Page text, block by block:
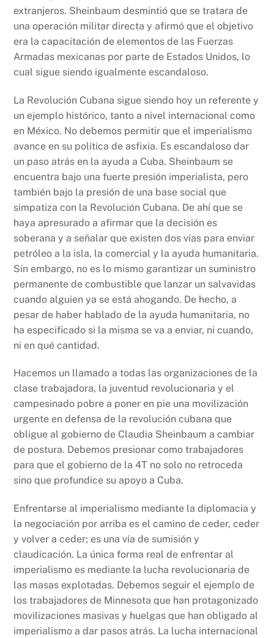
extranjeros. Sheinbaum desmintió que se tratara de
una operación militar directa y afirmó que el objetivo
era la capacitación de elementos de las Fuerzas
Armadas mexicanas por parte de Estados Unidos, lo
cual sigue siendo igualmente escandaloso.
La Revolución Cubana sigue siendo hoy un referente y
un ejemplo histórico, tanto a nivel internacional como
en México. No debemos permitir que el imperialismo
avance en su política de asfixia. Es escandaloso dar
un paso atrás en la ayuda a Cuba. Sheinbaum se
encuentra bajo una fuerte presión imperialista, pero
también bajo la presión de una base social que
simpatiza con la Revolución Cubana. De ahí que se
haya apresurado a afirmar que la decisión es
soberana y a señalar que existen dos vías para enviar
petróleo a la isla, la comercial y la ayuda humanitaria.
Sin embargo, no es lo mismo garantizar un suministro
permanente de combustible que lanzar un salvavidas
cuando alguien ya se está ahogando. De hecho, a
pesar de haber hablado de la ayuda humanitaria, no
ha especificado si la misma se va a enviar, ni cuando,
ni en qué cantidad.
Hacemos un llamado a todas las organizaciones de la
clase trabajadora, la juventud revolucionaria y el
campesinado pobre a poner en pie una movilización
urgente en defensa de la revolución cubana que
obligue al gobierno de Claudia Sheinbaum a cambiar
de postura. Debemos presionar como trabajadores
para que el gobierno de la 4T no solo no retroceda
sino que profundice su apoyo a Cuba.
Enfrentarse al imperialismo mediante la diplomacia y
la negociación por arriba es el camino de ceder, ceder
y volver a ceder; es una vía de sumisión y
claudicación. La única forma real de enfrentar al
imperialismo es mediante la lucha revolucionaria de
las masas explotadas. Debemos seguir el ejemplo de
los trabajadores de Minnesota que han protagonizado
movilizaciones masivas y huelgas que han obligado al
imperialismo a dar pasos atrás. La lucha internacional